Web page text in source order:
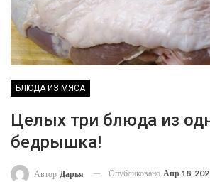
БЛЮДА ИЗ МЯСА
Целых три блюда из
бедрышка!
Автор Дарья Опубликовано Апр 18,